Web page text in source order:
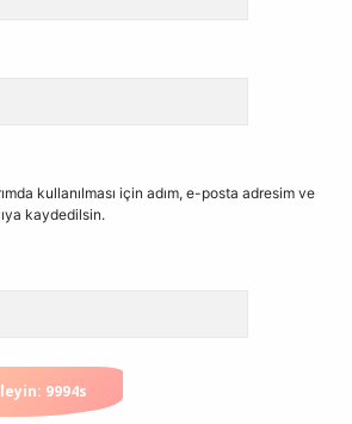
kullanılması için adım, e-posta adresim ve
kaydedilsin.